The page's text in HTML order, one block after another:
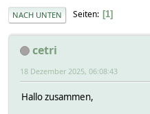
NACH UNTEN Seiten 1
cetri
18 Dezember 2025, 06:08:43
Hallo zusammen,